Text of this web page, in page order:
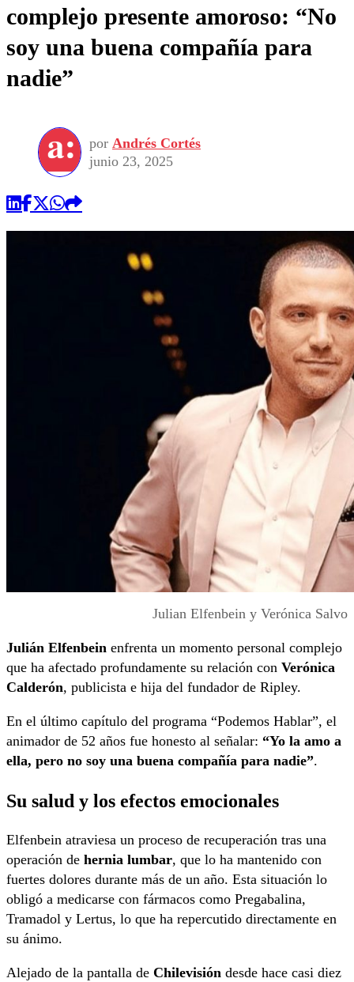
complejo presente amoroso: “No
soy una buena compañía para
nadie”
por Andrés Cortés
junio 23, 2025
Julian Elfenbein y Verónica Salvo
Julián Elfenbein enfrenta un momento personal complejo
que ha afectado profundamente su relación con Verónica
Calderón, publicista e hija del fundador de Ripley.
En el último capítulo del programa “Podemos Hablar”, el
animador de 52 años fue honesto al señalar: “Yo la amo a
ella, pero no soy una buena compañía para nadie”.
Su salud y los efectos emocionales
Elfenbein atraviesa un proceso de recuperación tras una
operación de hernia lumbar, que lo ha mantenido con
fuertes dolores durante más de un año. Esta situación lo
obligó a medicarse con fármacos como Pregabalina,
Tramadol y Lertus, lo que ha repercutido directamente en
su ánimo.
Alejado de la pantalla de Chilevisión desde hace casi diez